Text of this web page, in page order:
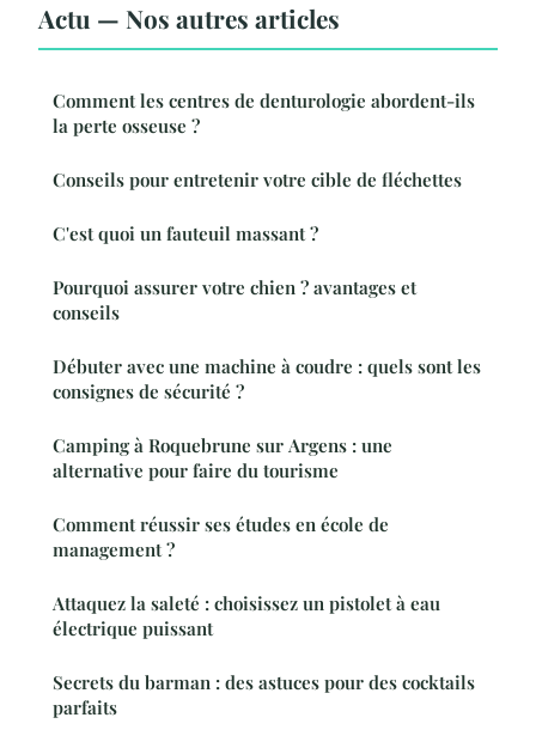
Actu — Nos autres articles
Comment les centres de denturologie abordent-ils
la perte osseuse ?
Conseils pour entretenir votre cible de fléchettes
C'est quoi un fauteuil massant ?
Pourquoi assurer votre chien ? avantages et
conseils
Débuter avec une machine à coudre : quels sont les
consignes de sécurité ?
Camping à Roquebrune sur Argens : une
alternative pour faire du tourisme
Comment réussir ses études en école de
management ?
Attaquez la saleté : choisissez un pistolet à eau
électrique puissant
Secrets du barman : des astuces pour des cocktails
parfaits